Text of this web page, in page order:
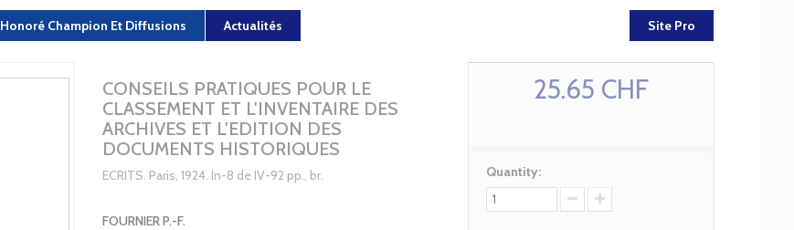
Honoré Champion Et Diffusions Actualités Site Pro
CONSEILS PRATIQUES POUR LE
CLASSEMENT ET L'INVENTAIRE DES
ARCHIVES ET L'EDITION DES
DOCUMENTS HISTORIQUES
ECRITS. Paris, 1924. In-8 de IV-92 pp., br.
FOURNIER P.-F.
25.65 CHF
Quantity: